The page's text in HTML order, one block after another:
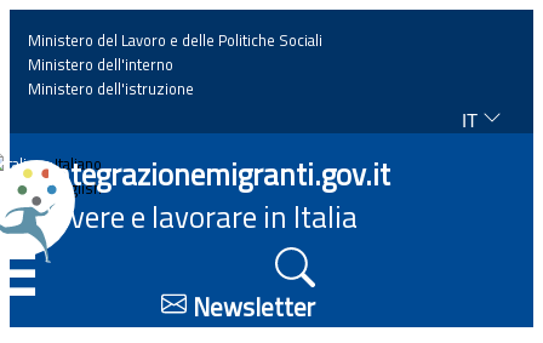
Home
News
Approfondimenti
Ministero del Lavoro e delle Politiche Sociali
Ministero dell'interno
Ministero dell'istruzione
IT
Italiano
English
Integrazionemigranti.gov.it
Vivere e lavorare in Italia
Newsletter